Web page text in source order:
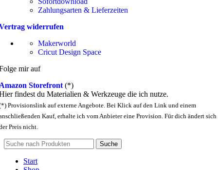
Zahlungsarten & Lieferzeiten
widerrufen
Makerworld
Cricut Design Space
mir auf
Storefront (*)
findest du Materialien & Werkzeuge die ich nutze.
Provisionslink auf externe Angebote. Bei Klick auf den Link und einem
Kauf, erhalte ich vom Anbieter eine Provision. Für dich ändert sich
Preis nicht.
Suche
Start